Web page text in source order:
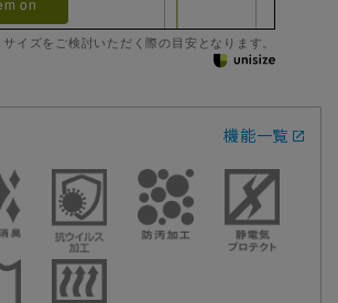
on
イズをご検討いただく際の目安となります。
機能一覧